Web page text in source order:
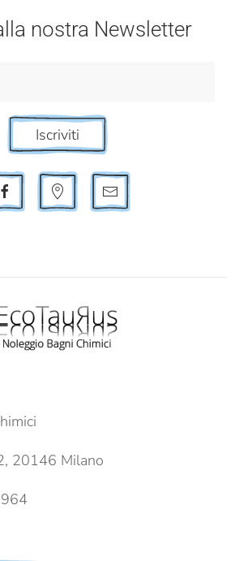
nostra Newsletter
Iscriviti
20146 Milano